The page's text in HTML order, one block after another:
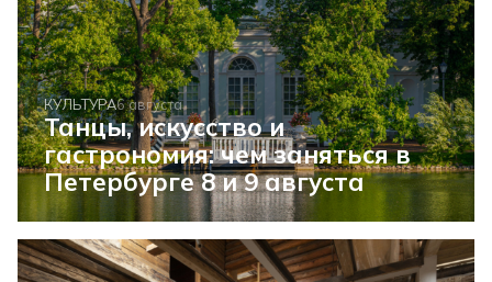
КУЛЬТУРА6 августа
Танцы, искусство и
гастрономия: чем заняться в
Петербурге 8 и 9 августа